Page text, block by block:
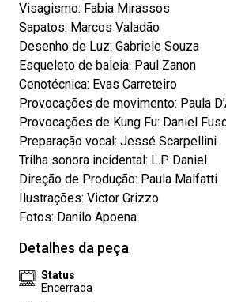
Visagismo: Fabia Mirassos
Sapatos: Marcos Valadão
Desenho de Luz: Gabriele Souza
Esqueleto de baleia: Paul Zanon
Cenotécnica: Evas Carreteiro
Provocações de movimento: Paula
Provocações de Kung Fu: Daniel
Preparação vocal: Jessé Scarpellini
Trilha sonora incidental: L.P. Daniel
Direção de Produção: Paula Malfatti
Ilustrações: Victor Grizzo
Fotos: Danilo Apoena
Detalhes da peça
Status
Encerrada